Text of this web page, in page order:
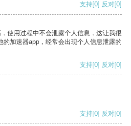
支持[0] 反对[0]
使用过程中不会泄露个人信息，这让我很
的加速器app，经常会出现个人信息泄露的
支持[0] 反对[0]
支持[0] 反对[0]